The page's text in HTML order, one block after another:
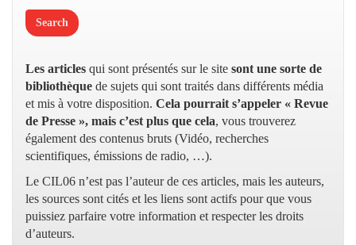
Les articles qui sont présentés sur le site sont une sorte de
bibliothèque de sujets qui sont traités dans différents média
et mis à votre disposition. Cela pourrait s’appeler « Revue
de Presse », mais c’est plus que cela, vous trouverez
également des contenus bruts (Vidéo, recherches
scientifiques, émissions de radio, …).
Le CIL06 n’est pas l’auteur de ces articles, mais les auteurs,
les sources sont cités et les liens sont actifs pour que vous
puissiez parfaire votre information et respecter les droits
d’auteurs.